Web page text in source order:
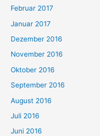
Februar 2017
Januar 2017
Dezember 2016
November 2016
Oktober 2016
September 2016
August 2016
Juli 2016
Juni 2016